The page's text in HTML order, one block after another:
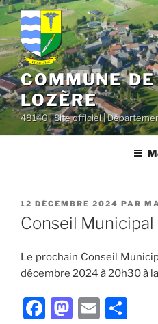
principal
Aller
au
contenu
principal
COMMUNE
LOZÈRE
48140 | Site officiel |
PUBLIÉ
LE
12 DÉCEMBRE 2024 PAR
Conseil
Le prochain Conseil
décembre 2024 à 20h30 à
F
M E